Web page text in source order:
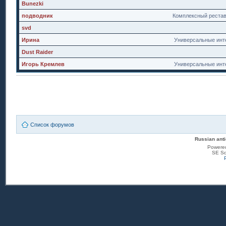
Bunezki
Комплексный
подводник
svd
Универсальные
Ирина
Dust Raider
Универсальные
Игорь Кремлев
Список форумов
Russian
SE